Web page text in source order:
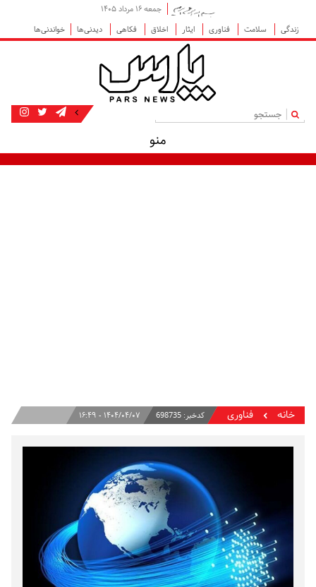
جمعه ۱۶ مرداد ۱۴۰۵
زندگی
سلامت فناوری ایثار اخلاق فکاهی دیدنی‌ها خواندنی‌ها
|
منو
خانه فناوری کدخبر:698735 ۱۴۰۴/۰۴/۰۷ - ۱۶:۴۹